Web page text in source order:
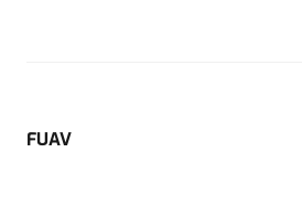
FUAV